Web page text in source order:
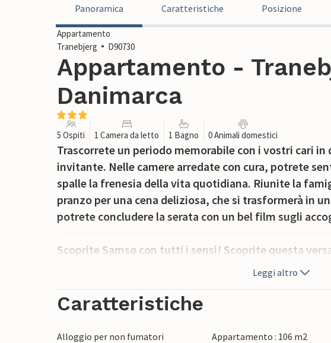
Panoramica Caratteristiche Posizione
Appartamento
Tranebjerg
D90730
Appartamento -
Danimarca
5 Ospiti 1 Camera da letto 1 Bagno 0 Animali domestici
Trascorrete un periodo memorabile con i vostri cari in
invitante. Nelle camere arredate con cura, potrete
spalle la frenesia della vita quotidiana. Riunite la
pranzo per una cena deliziosa, che si trasformerà in
potrete concludere la serata con un bel film sugli
Scoprite Samsø con tutti i sensi! Scoprite questa
paradiso tranquillo e verde per le vacanze, ma è
riguarda le energie rinnovabili provenienti dal sole,
l'isola seduce con numerose specialità culinarie. Non
Leggi altro
Caratteristiche
Alloggio per non fumatori Appartamento : 106 m2